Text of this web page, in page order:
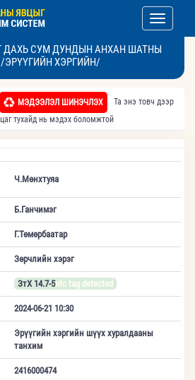
Toggle
ДАХЬ СУМ ДУНДЫН АНХАН ШАТНЫ
ЭРҮҮГИЙН ХЭРГИЙН/
МЭДЭЭЛЭЛ ШИНЭЧЛЭХ
Та энэ товч дээр
тухайд нь мэдэх боломжтой
Ч.Мөнхтуяа
Б.Ганчимэг
Г.Төмөрбаатар
Зөрчлийн хэрэг
ЗтХ 14.7-5nfc tag detected
2024-06-21 10:30
Эрүүгийн хэргийн шүүх хуралдааны
танхим
2416000474